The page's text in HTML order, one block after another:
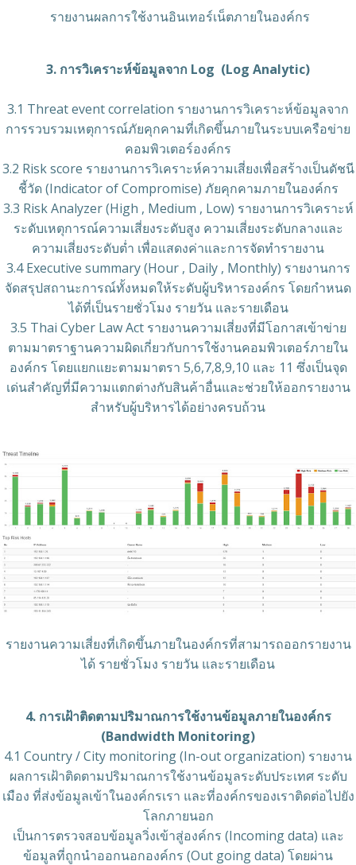
รายงานผลการใช้งานอินเทอร์เน็ตภายในองค์กร
3. การวิเคราะห์ข้อมูลจาก Log (Log Analytic)
3.1 Threat event correlation รายงานการวิเคราะห์ข้อมูลจาก
การรวบรวมเหตุการณ์ภัยคุกคามที่เกิดขึ้นภายในระบบเครือข่าย
คอมพิวเตอร์องค์กร
3.2 Risk score รายงานการวิเคราะห์ความเสี่ยงเพื่อสร้างเป็นดัชนี
ชี้วัด (Indicator of Compromise) ภัยคุกคามภายในองค์กร
3.3 Risk Analyzer (High , Medium , Low) รายงานการวิเคราะห์
ระดับเหตุการณ์ความเสี่ยงระดับสูง ความเสี่ยงระดับกลางและ
ความเสี่ยงระดับต่ำ เพื่อแสดงค่าและการจัดทำรายงาน
3.4 Executive summary (Hour , Daily , Monthly) รายงานการ
จัดสรุปสถานะการณ์ทั้งหมดให้ระดับผู้บริหารองค์กร โดยกำหนด
ได้ที่เป็นรายชั่วโมง รายวัน และรายเดือน
3.5 Thai Cyber Law Act รายงานความเสี่ยงที่มีโอกาสเข้าข่าย
ตามมาตราฐานความผิดเกี่ยวกับการใช้งานคอมพิวเตอร์ภายใน
องค์กร โดยแยกแยะตามมาตรา 5,6,7,8,9,10 และ 11 ซึ่งเป็นจุด
เด่นสำคัญที่มีความแตกต่างกับสินค้าอื่นและช่วยให้ออกรายงาน
สำหรับผู้บริหารได้อย่างครบถ้วน
รายงานความเสี่ยงที่เกิดขึ้นภายในองค์กรที่สามารถออกรายงาน
ได้ รายชั่วโมง รายวัน และรายเดือน
4. การเฝ้าติดตามปริมาณการใช้งานข้อมูลภายในองค์กร
(Bandwidth Monitoring)
4.1 Country / City monitoring (In-out organization) รายงาน
ผลการเฝ้าติดตามปริมาณการใช้งานข้อมูลระดับประเทศ ระดับ
เมือง ที่ส่งข้อมูลเข้าในองค์กรเรา และที่องค์กรของเราติดต่อไปยัง
โลกภายนอก
เป็นการตรวจสอบข้อมูลวิ่งเข้าสู่องค์กร (Incoming data) และ
ข้อมูลที่ถูกนำออกนอกองค์กร (Out going data) โดยผ่าน